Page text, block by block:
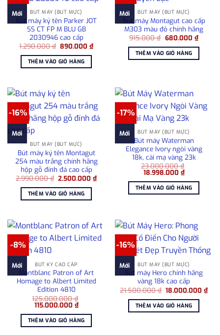
Mới BÚT MÁY (BÚT MỰC)
Bút máy ký tên Parker JOT
SS CT FP M BLU GB
2030946 cao cấp
1.290.000₫ Giá
là:
1.290.000 ₫.
890.000₫Giá
hiện
THÊM VÀO GIỎ HÀNG
Mới BÚT MÁY (BÚT MỰC)
Bút máy Montagut cao cấp
M303 màu đỏ chính hãng
915.000₫ Giá
là:
915.000 ₫.
680.000 ₫Giá
hiện
tại
THÊM VÀO GIỎ HÀNG
-16%
Mới
BÚT MÁY (BÚT MỰC)
Bút máy ký tên Montagut
254 màu trắng chính hãng
hộp gỗ đính đá cao cấp
2.990.000₫ Giá
là:
2.990.000 ₫.
2.500.000₫Giá
THÊM VÀO GIỎ HÀNG
-17%
Mới BÚT MÁY (BÚT MỰC)
Bút máy Waterman
Elegance Ivory ngòi vàng
18k, cài mạ vàng 23k
23.000.000₫
Giá
là:
23.000.000 ₫.
18.998.000 ₫Giá
tại
là:
THÊM VÀO GIỎ HÀNG
-8%
Mới BÚT KÝ CAO CẤP
Montblanc Patron of Art
Homage to Albert Limited
Edition 4810
125.000.000₫
Giá
là:
125.000.000 ₫.
115.000.000 ₫Giá
hiện
tại
là:
115.000.000 ₫.
THÊM VÀO GIỎ HÀNG
-16%
Mới BÚT MÁY (BÚT MỰC)
Bút máy Hero chính hãng
vàng 18k cao cấp
21.500.000₫ Giá
là:
21.500.000 ₫.
18.000.000₫Giá
hiện
THÊM VÀO GIỎ HÀNG